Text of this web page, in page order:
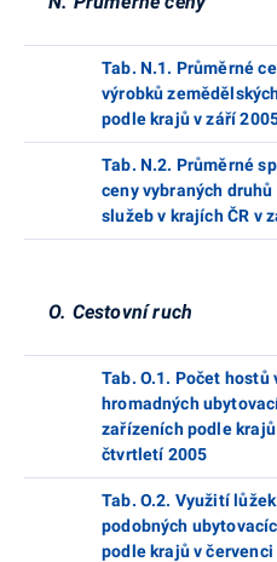
Tab. N.1. Průměrné
výrobků
podle krajů v září
Tab. N.2. Průměrné
ceny vybraných druhů
služeb v krajích ČR v
O. Cestovní ruch
Tab. O.1. Počet hostů
hromadných
zařízeních podle krajů
čtvrtletí 2005
Tab. O.2. Využití
podobných
podle krajů v červenci